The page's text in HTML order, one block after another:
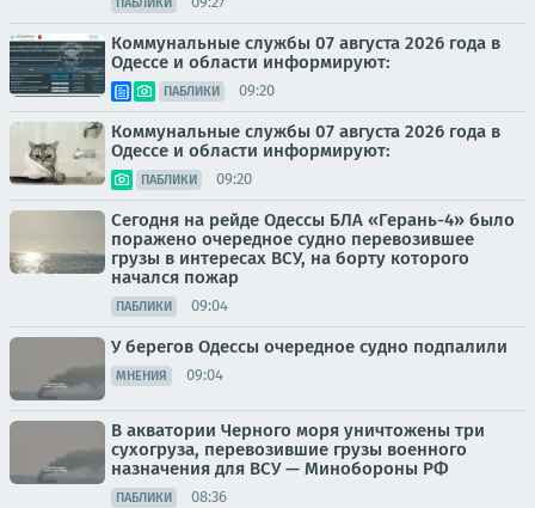
Коммунальные службы 07 августа 2026 года в
Одессе и области информируют:
ПАБЛИКИ 09:20
Коммунальные службы 07 августа 2026 года в
Одессе и области информируют:
ПАБЛИКИ 09:20
Сегодня на рейде Одессы БЛА «Герань-4» было
поражено очередное судно перевозившее
грузы в интересах ВСУ, на борту которого
начался пожар
ПАБЛИКИ 09:04
У берегов Одессы очередное судно подпалили
МНЕНИЯ 09:04
В акватории Черного моря уничтожены три
сухогруза, перевозившие грузы военного
назначения для ВСУ — Минобороны РФ
ПАБЛИКИ 08:36